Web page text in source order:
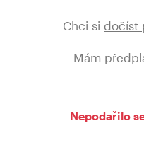
Chci si dočíst
Mám
Nepodařilo